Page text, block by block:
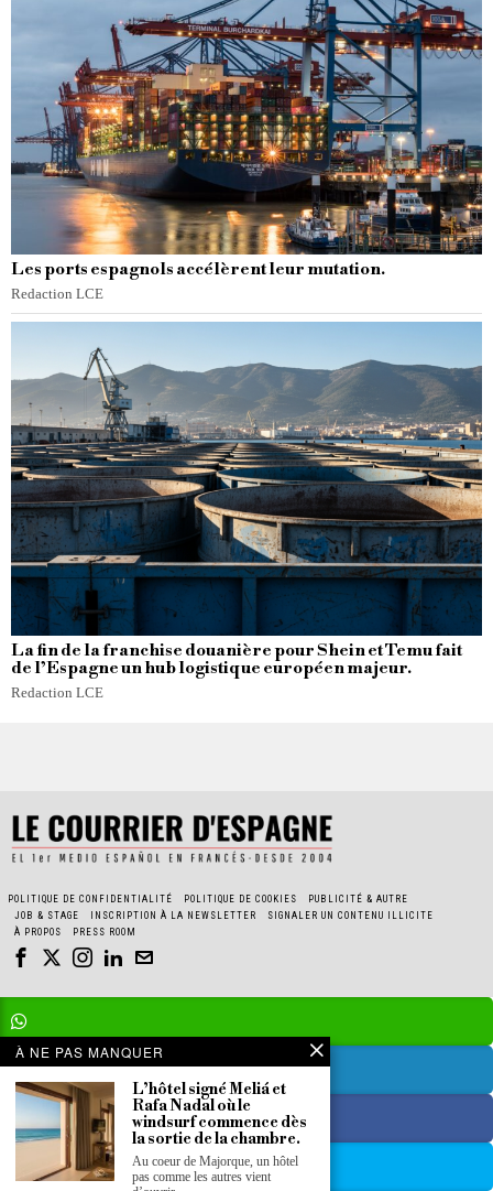
Les ports espagnols accélèrent leur mutation.
Redaction LCE
La fin de la franchise douanière pour Shein et Temu fait
de l’Espagne un hub logistique européen majeur.
Redaction LCE
POLITIQUE DE CONFIDENTIALITÉ POLITIQUE DE COOKIES
PUBLICITÉ & AUTRE
JOB & STAGE
INSCRIPTION À LA NEWSLETTER
SIGNALER UN CONTENU ILLICITE
À PROPOS
PRESS ROOM
À NE PAS MANQUER
L’hôtel signé Meliá et
Rafa Nadal où le
windsurf commence dès
la sortie de la chambre.
Au coeur de Majorque, un hôtel
pas comme les autres vient